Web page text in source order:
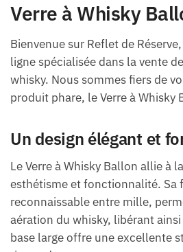
Verre à Whisky
Bienvenue sur Reflet de
ligne spécialisée dans la vente
whisky. Nous sommes fiers de
produit phare, le Verre à Whisky
Un design élégant et
Le Verre à Whisky Ballon allie à
esthétisme et fonctionnalité. Sa
reconnaissable entre mille,
aération du whisky, libérant
base large offre une excellente